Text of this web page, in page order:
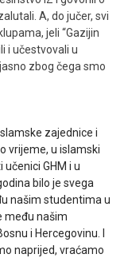
A, do jučer, svi
jeli “Gazijin
i učestvovali u
zbog čega smo
zajednice i
vrijeme, u islamski
GHM i u
bilo je svega
našim studentima u
među našim
i Hercegovinu. I
naprijed, vraćamo